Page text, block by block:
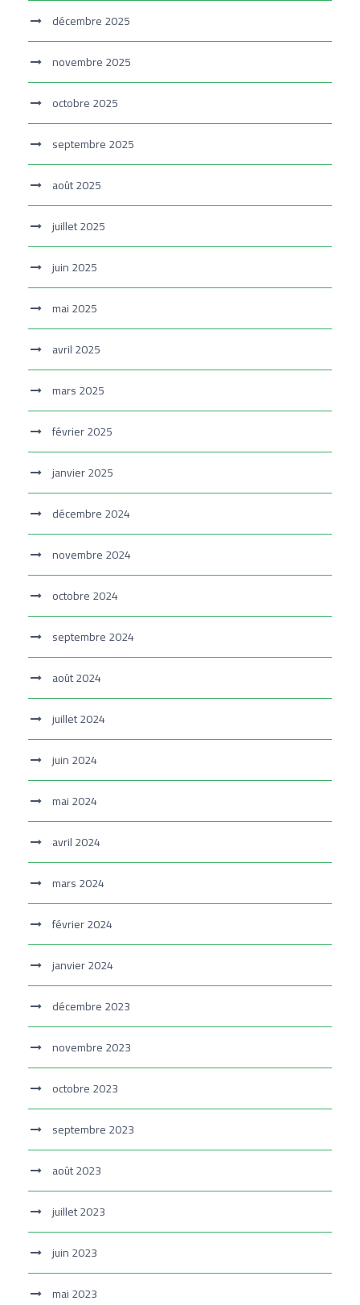
décembre 2025
novembre 2025
octobre 2025
septembre 2025
août 2025
juillet 2025
juin 2025
mai 2025
avril 2025
mars 2025
février 2025
janvier 2025
décembre 2024
novembre 2024
octobre 2024
septembre 2024
août 2024
juillet 2024
juin 2024
mai 2024
avril 2024
mars 2024
février 2024
janvier 2024
décembre 2023
novembre 2023
octobre 2023
septembre 2023
août 2023
juillet 2023
juin 2023
mai 2023